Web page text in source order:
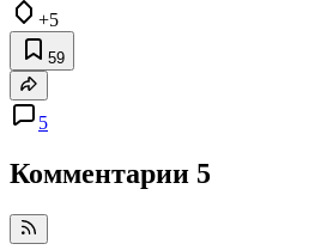
+5
59
5
Комментарии 5